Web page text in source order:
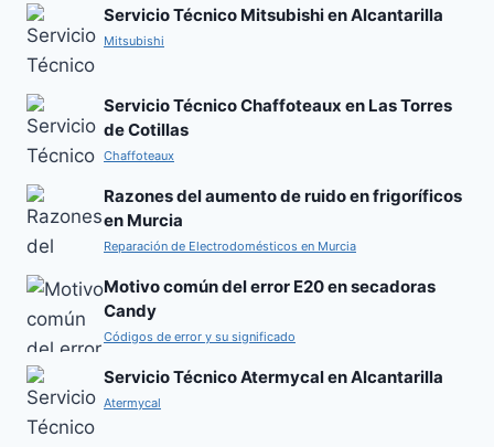
Servicio Técnico Mitsubishi en Alcantarilla
Mitsubishi
Servicio Técnico Chaffoteaux en Las Torres
de Cotillas
Chaffoteaux
Razones del aumento de ruido en frigoríficos
en Murcia
Reparación de Electrodomésticos en Murcia
Motivo común del error E20 en secadoras
Candy
Códigos de error y su significado
Servicio Técnico Atermycal en Alcantarilla
Atermycal